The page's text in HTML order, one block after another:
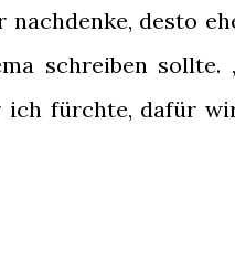
nachdenke, desto
schreiben sollte.
ich fürchte, dafür